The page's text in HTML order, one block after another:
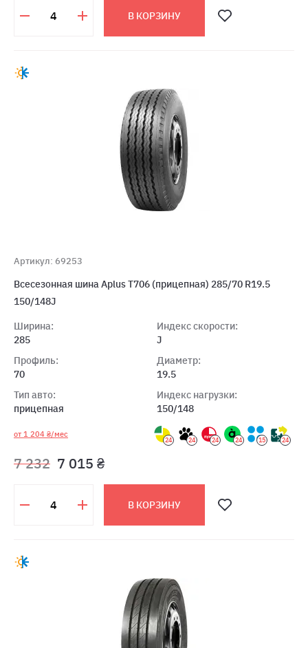
В КОРЗИНУ
Артикул: 69253
Всесезонная шина Aplus T706 (прицепная) 285/70 R19.5
150/148J
Ширина:
285
Профиль:
70
Тип авто:
прицепная
Индекс скорости:
J
Диаметр:
19.5
Индекс нагрузки:
150/148
от 1 204 ₴/мес
24 24 24 24 15 24
7 232 7 015 ₴
В КОРЗИНУ